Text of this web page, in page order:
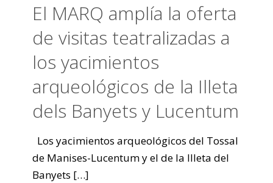
El MARQ amplía la oferta
de visitas teatralizadas a
los yacimientos
arqueológicos de la Illeta
dels Banyets y Lucentum
Los yacimientos arqueológicos del Tossal
de Manises-Lucentum y el de la Illeta del
Banyets […]